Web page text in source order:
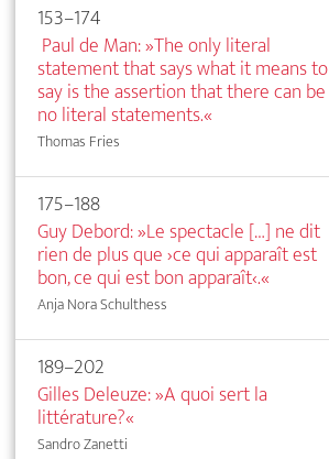
153–174
Paul de Man: »The only literal
statement that says what it means to
say is the assertion that there can be
no literal statements.«
Thomas Fries
175–188
Guy Debord: »Le spectacle […] ne dit
rien de plus que ›ce qui apparaît est
bon, ce qui est bon apparaît‹.«
Anja Nora Schulthess
189–202
Gilles Deleuze: »A quoi sert la
littérature?«
Sandro Zanetti